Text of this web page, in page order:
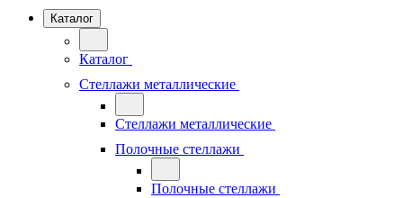
Каталог
Каталог
Стеллажи металлические
Стеллажи металлические
Полочные стеллажи
Полочные стеллажи